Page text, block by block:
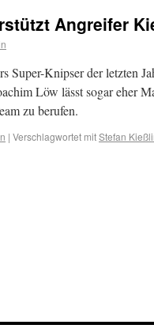
Angreifer
Super-Knipser der letzten
Löw lässt sogar eher
zu berufen.
| Verschlagwortet mitStefan